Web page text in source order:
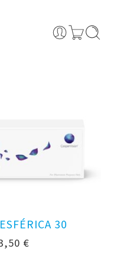
30
€